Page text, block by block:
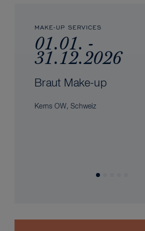
MAKE-UP SERVICES
01.01. -
31.12.2026
Braut Make-up
Kerns OW, Schweiz